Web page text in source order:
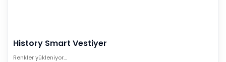
History Smart Vestiyer
Renkler yükleniyor…